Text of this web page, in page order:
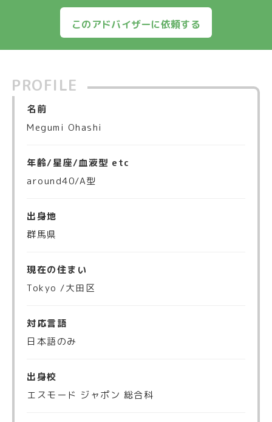
PROFILE
名前
Megumi Ohashi
年齢/星座/血液型 etc
around40/A型
出身地
群馬県
現在の住まい
Tokyo /大田区
対応言語
日本語のみ
出身校
エスモード ジャポン 総合科